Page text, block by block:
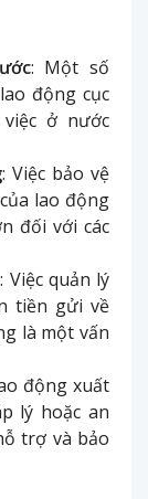
: Một số
động cục
ở nước
: Việc bảo vệ
lao động
đối với các
: Việc quản lý
tiền gửi về
là một vấn
động xuất
lý hoặc an
trợ và bảo